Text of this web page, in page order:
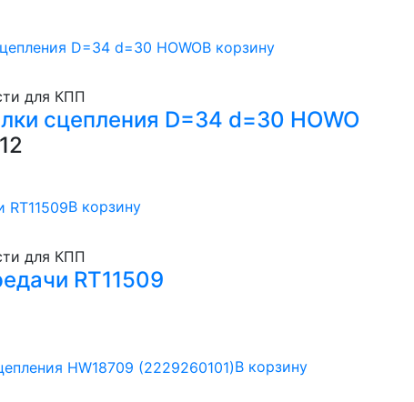
В корзину
для КПП
сцепления D=34 d=30 HOWO
В корзину
для КПП
RT11509
В корзину